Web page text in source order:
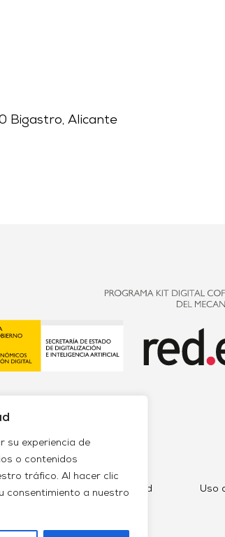
su experiencia de
o contenidos
tráfico. Al hacer clic
consentimiento a nuestro
Bigastro, Alicante
Política de privacidad Uso